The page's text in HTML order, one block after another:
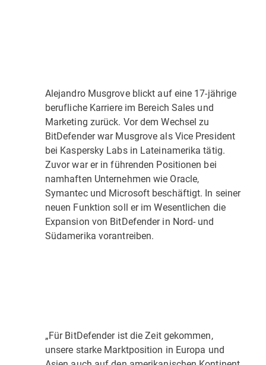
Alejandro Musgrove blickt auf eine 17-jährige
berufliche Karriere im Bereich Sales und
Marketing zurück. Vor dem Wechsel zu
BitDefender war Musgrove als Vice President
bei Kaspersky Labs in Lateinamerika tätig.
Zuvor war er in führenden Positionen bei
namhaften Unternehmen wie Oracle,
Symantec und Microsoft beschäftigt. In seiner
neuen Funktion soll er im Wesentlichen die
Expansion von BitDefender in Nord- und
Südamerika vorantreiben.
„Für BitDefender ist die Zeit gekommen,
unsere starke Marktposition in Europa und